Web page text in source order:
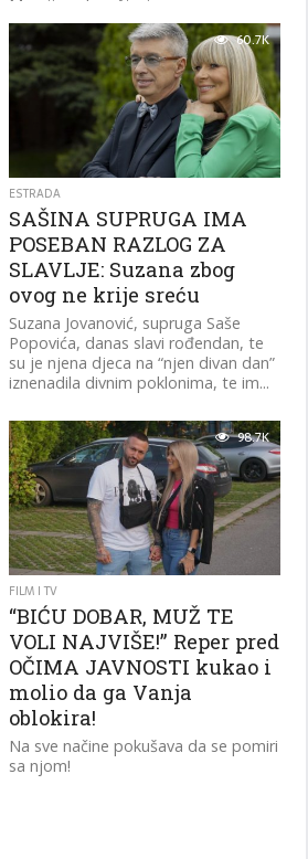
Messija nakon što je na...
60.7K
ESTRADA
SAŠINA SUPRUGA IMA
POSEBAN RAZLOG ZA
SLAVLJE: Suzana zbog
ovog ne krije sreću
Suzana Jovanović, supruga Saše
Popovića, danas slavi rođendan, te
su je njena djeca na “njen divan dan”
iznenadila divnim poklonima, te im...
98.7K
FILM I TV
“BIĆU DOBAR, MUŽ TE
VOLI NAJVIŠE!” Reper pred
OČIMA JAVNOSTI kukao i
molio da ga Vanja
oblokira!
Na sve načine pokušava da se pomiri
sa njom!